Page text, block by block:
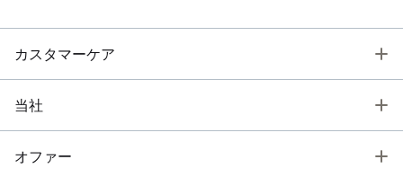
カスタマーケア
当社
オファー